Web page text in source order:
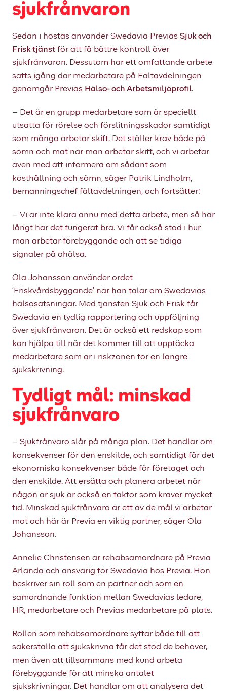
sjukfrånvaron
Sedan i höstas använder Swedavia Previas Sjuk och
Frisk tjänst för att få bättre kontroll över
sjukfrånvaron. Dessutom har ett omfattande arbete
satts igång där medarbetare på Fältavdelningen
genomgår Previas Hälso- och Arbetsmiljöprofil.
– Det är en grupp medarbetare som är speciellt
utsatta för rörelse och förslitningsskador samtidigt
som många arbetar skift. Det ställer krav både på
sömn och mat när man arbetar skift, och vi arbetar
även med att informera om sådant som
kosthållning och sömn, säger Patrik Lindholm,
bemanningschef fältavdelningen, och fortsätter:
– Vi är inte klara ännu med detta arbete, men så här
långt har det fungerat bra. Vi får också stöd i hur
man arbetar förebyggande och att se tidiga
signaler på ohälsa.
Ola Johansson använder ordet
’Friskvårdsbyggande’ när han talar om Swedavias
hälsosatsningar. Med tjänsten Sjuk och Frisk får
Swedavia en tydlig rapportering och uppföljning
över sjukfrånvaron. Det är också ett redskap som
kan hjälpa till när det kommer till att upptäcka
medarbetare som är i riskzonen för en längre
sjukskrivning.
Tydligt mål: minskad
sjukfrånvaro
– Sjukfrånvaro slår på många plan. Det handlar om
konsekvenser för den enskilde, och samtidigt får det
ekonomiska konsekvenser både för företaget och
den enskilde. Att ersätta och planera arbetet när
någon är sjuk är också en faktor som kräver mycket
tid. Minskad sjukfrånvaro är ett av de mål vi arbetar
mot och här är Previa en viktig partner, säger Ola
Johansson.
Annelie Christensen är rehabsamordnare på Previa
Arlanda och ansvarig för Swedavia hos Previa. Hon
beskriver sin roll som en partner och som en
samordnande funktion mellan Swedavias ledare,
HR, medarbetare och Previas medarbetare på plats.
Rollen som rehabsamordnare syftar både till att
säkerställa att sjukskrivna får det stöd de behöver,
men även att tillsammans med kund arbeta
förebyggande för att minska antalet
sjukskrivningar. Det handlar om att analysera det